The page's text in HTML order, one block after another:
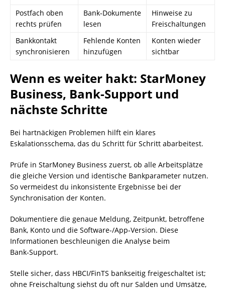
Postfach oben
rechts prüfen
Bank‑Dokumente
lesen
Hinweise zu
Freischaltungen
Bankkontakt
synchronisieren
Fehlende Konten
hinzufügen
Konten wieder
sichtbar
Wenn es weiter hakt: StarMoney
Business, Bank-Support und
nächste Schritte
Bei hartnäckigen Problemen hilft ein klares
Eskalationsschema, das du Schritt für Schritt abarbeitest.
Prüfe in StarMoney Business zuerst, ob alle Arbeitsplätze
die gleiche Version und identische Bankparameter nutzen.
So vermeidest du inkonsistente Ergebnisse bei der
Synchronisation der Konten.
Dokumentiere die genaue Meldung, Zeitpunkt, betroffene
Bank, Konto und die Software-/App‑Version. Diese
Informationen beschleunigen die Analyse beim
Bank‑Support.
Stelle sicher, dass HBCI/FinTS bankseitig freigeschaltet ist;
ohne Freischaltung siehst du oft nur Salden und Umsätze,